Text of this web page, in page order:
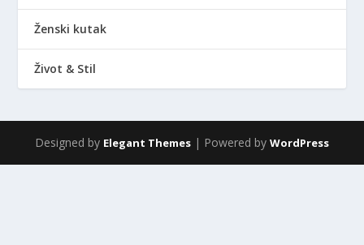
Ženski kutak
Život & Stil
Designed by Elegant Themes | Powered by WordPress